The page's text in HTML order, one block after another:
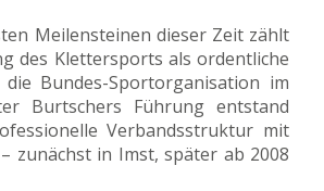
Meilensteinen dieser Zeit zählt
des Klettersports als ordentliche
Bundes-Sportorganisation im
Burtschers Führung entstand
Verbandsstruktur mit
zunächst in Imst, später ab 2008